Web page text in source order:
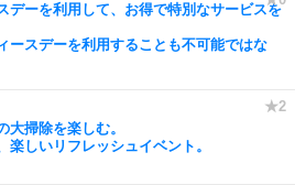
デーを利用して、お得で特別なサービスを
ースデーを利用することも不可能ではな
大掃除を楽しむ。
楽しいリフレッシュイベント。